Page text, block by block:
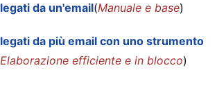
da un'email(Manuale e base)
da più email con uno strumento
Elaborazione efficiente e in blocco)